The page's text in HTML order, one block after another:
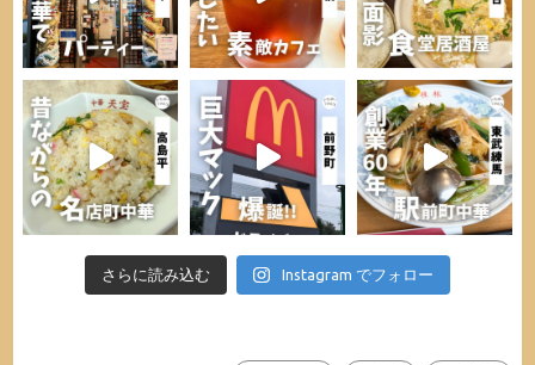
さらに読み込む Instagram でフォロー